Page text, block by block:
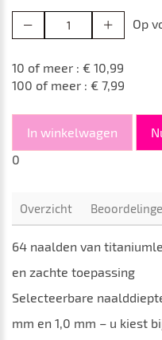
Op
10 of meer : € 10,99
100 of meer : € 7,99
In winkelwagen
0
Overzicht
64 naalden van
en zachte toepassing
Selecteerbare
mm en 1,0 mm – u kiest